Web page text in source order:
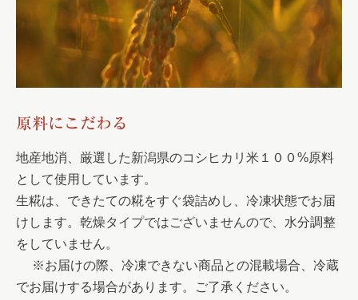
原料にこだわる
地産地消、厳選した新潟県のコシヒカリ米１００%原料
として使用しています。
生糀は、できたての糀をすぐ袋詰めし、冷凍状態でお届
けします。乾燥タイプではございませんので、水分調整
をしていません。
※お届けの際、冷凍できない商品との混載場合、冷蔵
でお届けする場合があります。ご了承ください。